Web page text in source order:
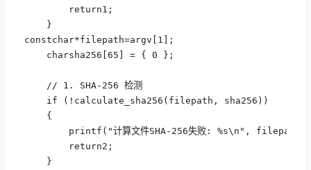
return1;
}
constchar*filepath=argv[1];
charsha256[65] = { 0 };
// 1. SHA-256 检测
if (!calculate_sha256(filepath, sha256))
{
printf("计算文件SHA-256失败: %s\n", filepath);
return2;
}